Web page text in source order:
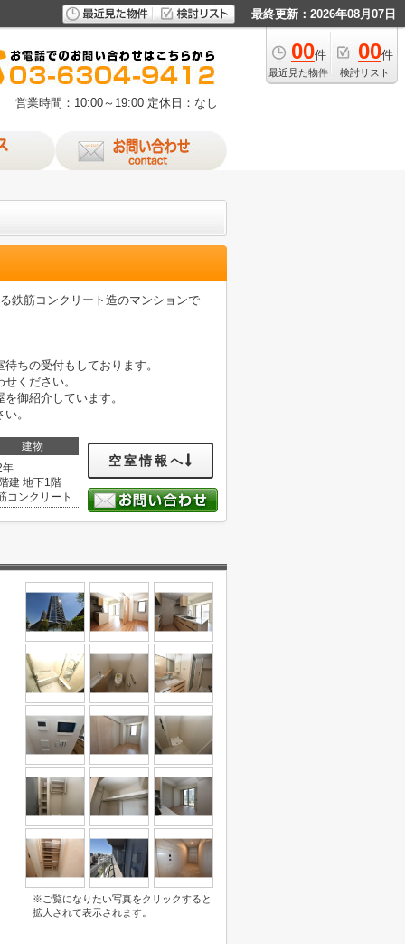
最終更新：2026年08月07日
00件
最近見た物件
00件
検討リスト
営業時間：10:00～19:00 定休日：なし
鉄筋コンクリート造のマンションで
ちの受付もしております。
ください。
御紹介しています。
。
建物
年
建 地下1階
コンクリート
空室情報へ
※ご覧になりたい写真をクリックすると
拡大されて表示されます。